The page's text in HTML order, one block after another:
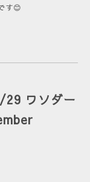
す😊
ワソダー